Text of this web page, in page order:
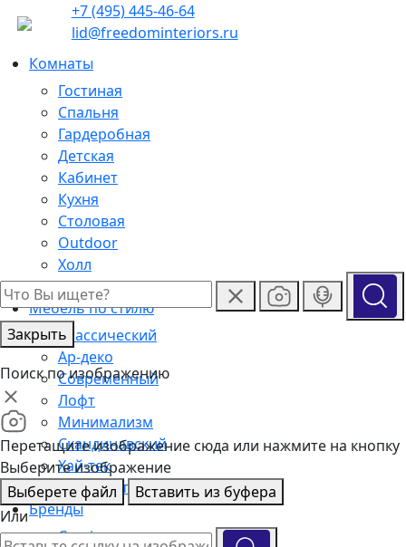
+7 (495) 445-46-64
lid@freedominteriors.ru
Комнаты
Гостиная
Спальня
Гардеробная
Детская
Кабинет
Кухня
Столовая
Outdoor
Холл
Ванная
Мебель по стилю
Классический
Ар-деко
Современный
Лофт
Минимализм
Скандинавский
Хай-тек
Подборка интерьеров
Бренды
Cassina
Закрыть
Поиск по изображению
Перетащите изображение сюда или нажмите на кнопку
Выберите изображение
Выберете файл
Вставить из буфера
Или